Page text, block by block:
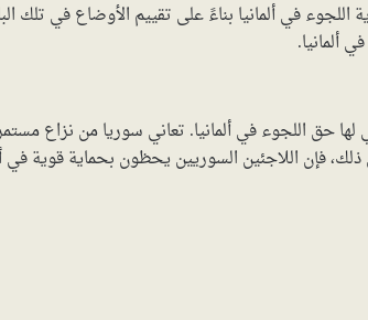
في ألمانيا بناءً على تقييم الأوضاع في تلك
ألمانيا.
حق اللجوء في ألمانيا. تعاني سوريا من نزاع
فإن اللاجئين السوريين يحظون بحماية قوية